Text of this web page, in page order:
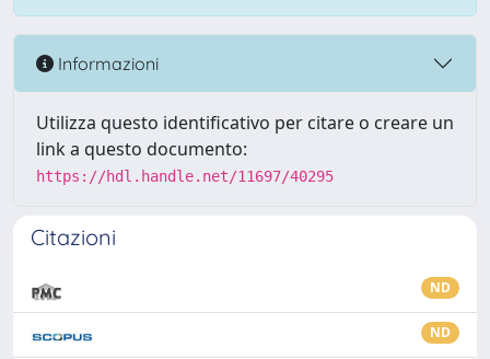
Informazioni
Utilizza questo identificativo per citare o creare un
link a questo documento:
https://hdl.handle.net/11697/40295
Citazioni
ND
ND